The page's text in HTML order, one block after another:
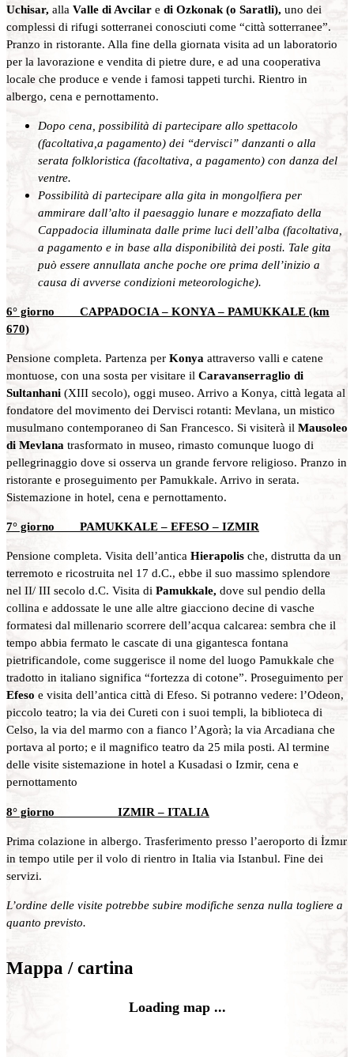
Uchisar, alla Valle di Avcilar e di Ozkonak (o Saratli), uno dei
complessi di rifugi sotterranei conosciuti come “città sotterranee”.
Pranzo in ristorante. Alla fine della giornata visita ad un laboratorio
per la lavorazione e vendita di pietre dure, e ad una cooperativa
locale che produce e vende i famosi tappeti turchi. Rientro in
albergo, cena e pernottamento.
Dopo cena, possibilità di partecipare allo spettacolo
(facoltativa,a pagamento) dei “dervisci” danzanti o alla
serata folkloristica (facoltativa, a pagamento) con danza del
ventre.
Possibilità di partecipare alla gita in mongolfiera per
ammirare dall’alto il paesaggio lunare e mozzafiato della
Cappadocia illuminata dalle prime luci dell’alba (facoltativa,
a pagamento e in base alla disponibilità dei posti. Tale gita
può essere annullata anche poche ore prima dell’inizio a
causa di avverse condizioni meteorologiche).
6° giorno CAPPADOCIA – KONYA – PAMUKKALE (km
670)
Pensione completa. Partenza per Konya attraverso valli e catene
montuose, con una sosta per visitare il Caravanserraglio di
Sultanhani (XIII secolo), oggi museo. Arrivo a Konya, città legata al
fondatore del movimento dei Dervisci rotanti: Mevlana, un mistico
musulmano contemporaneo di San Francesco. Si visiterà il Mausoleo
di Mevlana trasformato in museo, rimasto comunque luogo di
pellegrinaggio dove si osserva un grande fervore religioso. Pranzo in
ristorante e proseguimento per Pamukkale. Arrivo in serata.
Sistemazione in hotel, cena e pernottamento.
7° giorno PAMUKKALE – EFESO – IZMIR
Pensione completa. Visita dell’antica Hierapolis che, distrutta da un
terremoto e ricostruita nel 17 d.C., ebbe il suo massimo splendore
nel II/ III secolo d.C. Visita di Pamukkale, dove sul pendio della
collina e addossate le une alle altre giacciono decine di vasche
formatesi dal millenario scorrere dell’acqua calcarea: sembra che il
tempo abbia fermato le cascate di una gigantesca fontana
pietrificandole, come suggerisce il nome del luogo Pamukkale che
tradotto in italiano significa “fortezza di cotone”. Proseguimento per
Efeso e visita dell’antica città di Efeso. Si potranno vedere: l’Odeon,
piccolo teatro; la via dei Cureti con i suoi templi, la biblioteca di
Celso, la via del marmo con a fianco l’Agorà; la via Arcadiana che
portava al porto; e il magnifico teatro da 25 mila posti. Al termine
delle visite sistemazione in hotel a Kusadasi o Izmir, cena e
pernottamento
8° giorno IZMIR – ITALIA
Prima colazione in albergo. Trasferimento presso l’aeroporto di İzmır
in tempo utile per il volo di rientro in Italia via Istanbul. Fine dei
servizi.
L’ordine delle visite potrebbe subire modifiche senza nulla togliere a
quanto previsto.
Mappa / cartina
Loading map ...